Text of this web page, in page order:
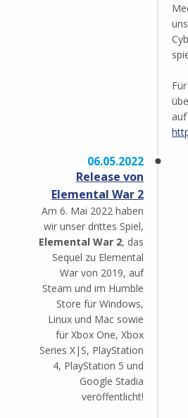
06.05.2022
Release von
Elemental War 2
Am 6. Mai 2022 haben
wir unser drittes Spiel,
Elemental War 2, das
Sequel zu Elemental
War von 2019, auf
Steam und im Humble
Store für Windows,
Linux und Mac sowie
für Xbox One, Xbox
Series X|S, PlayStation
4, PlayStation 5 und
Google Stadia
veröffentlicht!